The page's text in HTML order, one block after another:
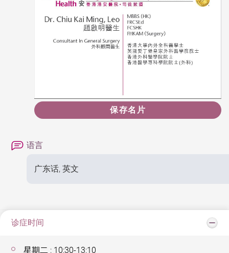
保存名片
语言
广东话, 英文
诊症时间
星期二 : 10:30-13:10